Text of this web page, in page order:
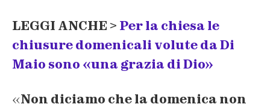
LEGGI ANCHE > Per la chiesa le
chiusure domenicali volute da Di
Maio sono «una grazia di Dio»
«Non diciamo che la domenica non